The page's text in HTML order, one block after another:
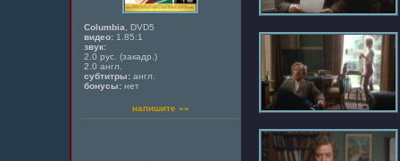
Columbia , DVD5
видео: 1.85:1
звук:
2.0 рус. (закадр.)
2.0 англ.
субтитры: англ.
бонусы: нет
напишите »»